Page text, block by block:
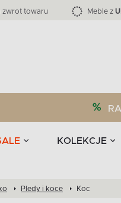
zwrot towaru Meble z
KOLEKCJE
stołowe i akcesoria
EPIRI
TEENS
stołowe
Pledy i koce Koc